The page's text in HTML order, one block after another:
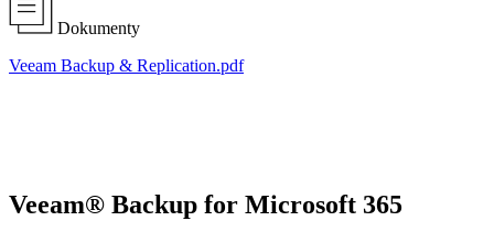
Dokumenty
Veeam Backup & Replication.pdf
Veeam® Backup for Microsoft 365